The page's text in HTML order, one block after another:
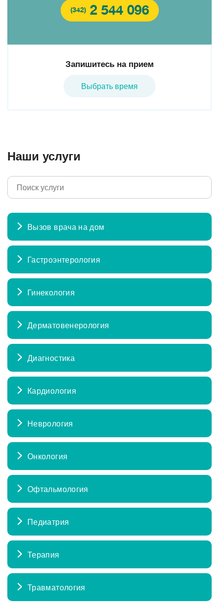
(342) 2 544 096
Запишитесь на прием
Выбрать время
Наши услуги
Вызов врача на дом
Гастроэнтерология
Гинекология
Дерматовенерология
Диагностика
Кардиология
Неврология
Онкология
Офтальмология
Педиатрия
Терапия
Травматология